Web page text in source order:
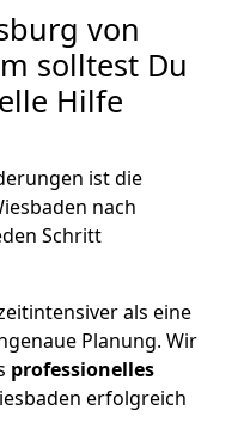
von
solltest Du
Hilfe
ist die
nach
Schritt
als eine
Planung. Wir
professionelles
erfolgreich